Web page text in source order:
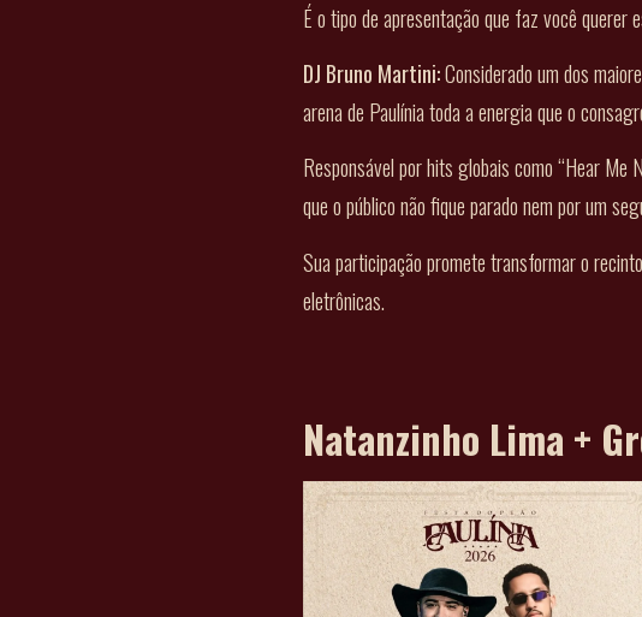
É o tipo de apresentação que faz você querer
DJ Bruno Martini:Considerado um dos
arena de Paulínia toda a energia que o
Responsável por hits globais como “Hear Me
que o público não fique parado nem por um
Sua participação promete transformar o
eletrônicas.
Natanzinho Lima +